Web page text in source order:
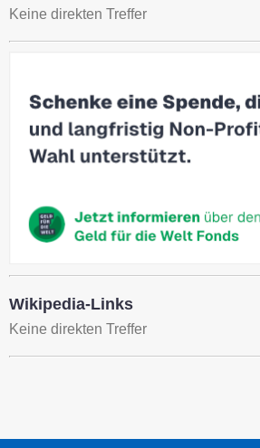
Keine direkten Treffer
Wikipedia-Links
Keine direkten Treffer